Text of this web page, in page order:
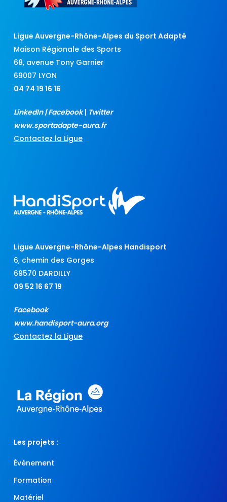
Ligue Auvergne-Rhône-Alpes du Sport Adapté
Maison Régionale des Sports
68, avenue Tony Garnier
69007 LYON
04 74 19 16 16
LinkedIn|Facebook| Twitter
www.sportadapte-aura.fr
Contactez la Ligue
Ligue Auvergne-Rhône-Alpes Handisport
6, chemin des Gorges
69570 DARDILLY
09 52 16 67 19
Facebook
www.handisport-aura.org
Contactez la Ligue
Les projets :
Événement
Formation
Matériel